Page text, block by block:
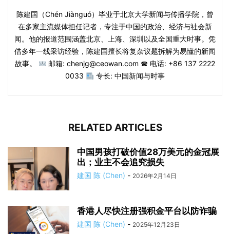
陈建国（Chén Jiànguó）毕业于北京大学新闻与传播学院，曾
在多家主流媒体担任记者，专注于中国的政治、经济与社会新
闻。他的报道范围涵盖北京、上海、深圳以及全国重大时事。凭
借多年一线采访经验，陈建国擅长将复杂议题拆解为易懂的新闻
故事。
邮箱: chenjg@ceowan.com ☎ 电话: +86 137 2222
0033
专长: 中国新闻与时事
RELATED ARTICLES
中国男孩打破价值28万美元的金冠展
出；业主不会追究损失
建国 陈 (Chen) - 2026年2月14日
香港人尽快注册强积金平台以防诈骗
建国 陈 (Chen) - 2025年12月23日